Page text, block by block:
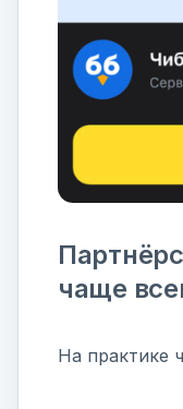
чаще
На практике